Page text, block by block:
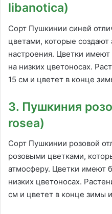
libanotica)
Сорт Пушкинии синей
цветами, которые создают
настроения. Цветки
на низких цветоносах.
15 см и цветет в конце
3. Пушкиния
rosea)
Сорт Пушкинии розовой
розовыми цветками,
атмосферу. Цветки имеют
низких цветоносах.
см и цветет в конце зимы